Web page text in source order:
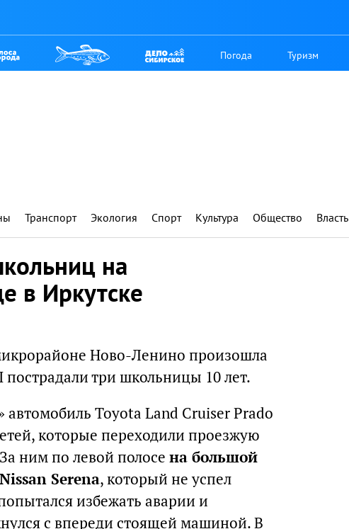
Погода Туризм
Транспорт Экология Спорт Культура Общество Власть
на
в Иркутске
Ново-Ленино произошла
три школьницы 10 лет.
автомобиль Toyota Land Cruiser Prado
которые переходили проезжую
ним по левой полосе на большой
Serena, который не успел
избежать аварии и
с впереди стоящей машиной. В